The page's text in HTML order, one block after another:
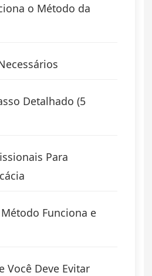
o Método da
Detalhado (5
Para
Funciona e
Você Deve Evitar